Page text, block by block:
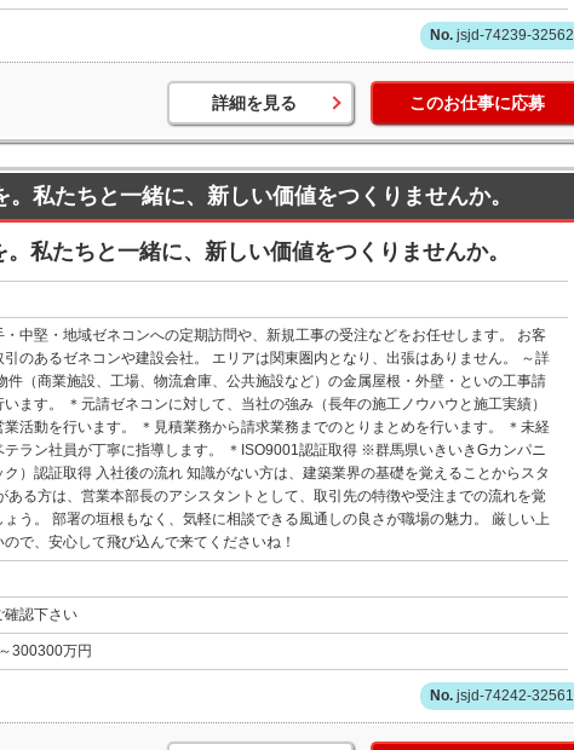
jsjd-74239-32562
詳細を見る このお仕事に応募
私たちと一緒に、新しい価値をつくりませんか。
私たちと一緒に、新しい価値をつくりませんか。
・中堅・地域ゼネコンへの定期訪問や、新規工事の受注などをお任せします。 お客
引のあるゼネコンや建設会社。 エリアは関東圏内となり、出張はありません。 ～詳
件（商業施設、工場、物流倉庫、公共施設など）の金属屋根・外壁・といの工事請
います。 ＊元請ゼネコンに対して、当社の強み（長年の施工ノウハウと施工実績）
業活動を行います。 ＊見積業務から請求業務までのとりまとめを行います。 ＊未経
テラン社員が丁寧に指導します。 ＊ISO9001認証取得 ※群馬県いきいきGカンパニ
ク）認証取得 入社後の流れ 知識がない方は、建築業界の基礎を覚えることからスタ
ある方は、営業本部長のアシスタントとして、取引先の特徴や受注までの流れを覚
ょう。 部署の垣根もなく、気軽に相談できる風通しの良さが職場の魅力。 厳しい上
で、安心して飛び込んで来てくださいね！
確認下さい
300300万円
jsjd-74242-32561